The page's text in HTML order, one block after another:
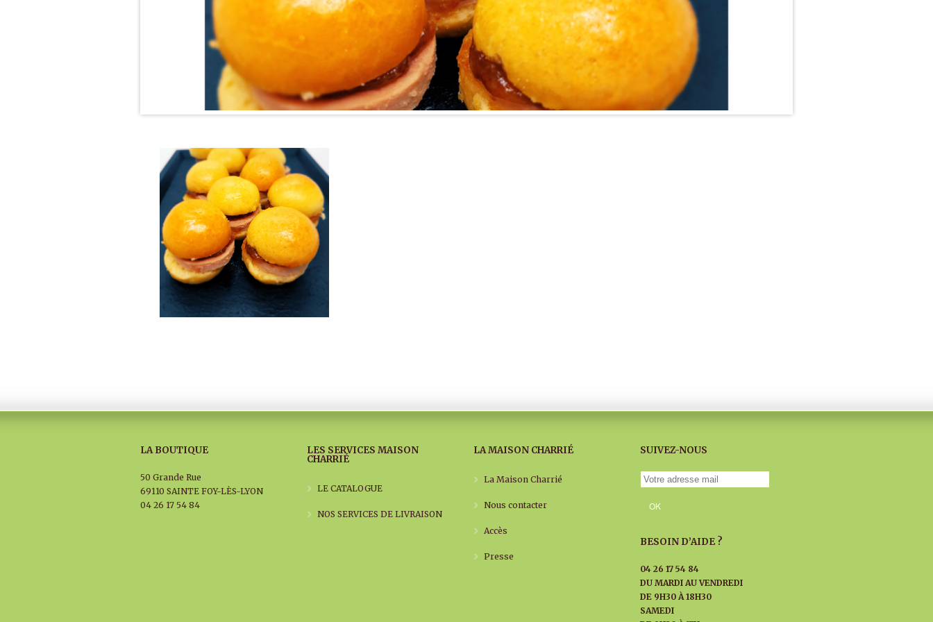
LA BOUTIQUE
50 Grande Rue
69110 SAINTE FOY-LÈS-LYON
04 26 17 54 84
LES SERVICES MAISON
CHARRIÉ
LE CATALOGUE
NOS SERVICES DE LIVRAISON
LA MAISON CHARRIÉ
La Maison Charrié
Nous contacter
Accès
Presse
SUIVEZ-NOUS
BESOIN D’AIDE ?
04 26 17 54 84
DU MARDI AUVENDREDI
DE 9H30 À 18H30
SAMEDI